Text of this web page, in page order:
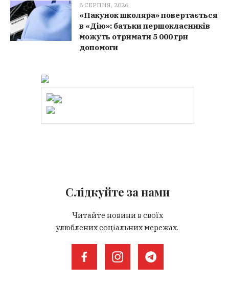
8 СЕРПНЯ, 2026
«Пакунок школяра» повертається
в «Дію»: батьки першокласників
можуть отримати 5 000 грн
допомоги
Слідкуйте за нами
Читайте новини в своїх
улюблених соціальних мережах.